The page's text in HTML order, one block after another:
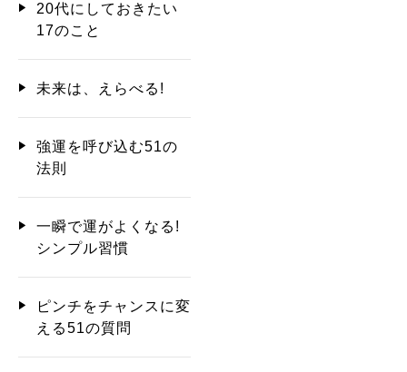
20代にしておきたい
17のこと
未来は、えらべる!
強運を呼び込む51の
法則
一瞬で運がよくなる!
シンプル習慣
ピンチをチャンスに変
える51の質問